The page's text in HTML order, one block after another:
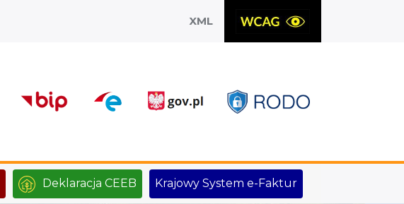
XML
Deklaracja CEEB Krajowy System e-Faktur